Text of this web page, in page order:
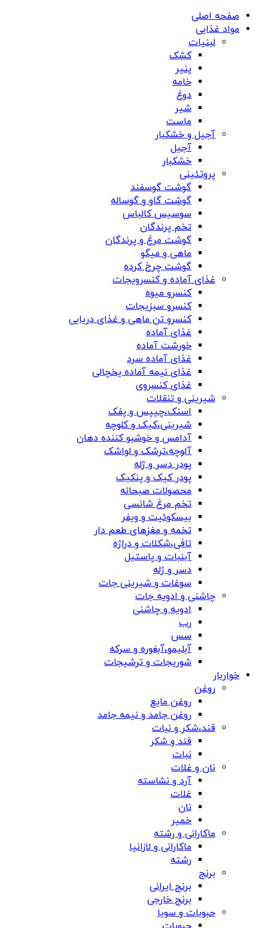
صفحه اصلی
مواد غذایی
لبنیات
کشک
پنیر
خامه
دوغ
شیر
ماست
آجیل و خشکبار
آجیل
خشکبار
پروتئینی
گوشت گوسفند
گوشت گاو و گوساله
سوسیس کالباس
تخم پرندگان
گوشت مرغ و پرندگان
ماهی و میگو
گوشت چرخ کرده
غذای آماده و کنسرویجات
کنسرو میوه
کنسرو سبزیجات
کنسرو تن ماهی و غذای دریایی
غذای آماده
خورشت آماده
غذای آماده سرد
غذای نیمه آماده یخچالی
غذای کنسروی
شیرینی و تنقلات
اسنک،چیپس و پفک
شیرینی،کیک و کلوچه
آدامس و خوشبو کننده دهان
آلوچه،ترشک و لواشک
پودر دسر و ژله
پودر کیک و پنکیک
محصولات صبحانه
تخم مرغ شانسی
بیسکوئیت و ویفر
تخمه و مغزهای طعم دار
تافی،شکلات و دراژه
آبنبات و پاستیل
دسر و ژله
سوغات و شیرینی جات
چاشنی و ادویه جات
ادویه و چاشنی
رب
سس
آبلیمو،آبغوره و سرکه
شوریجات و ترشیجات
خواربار
روغن
روغن مایع
روغن جامد و نیمه جامد
قند،شکر و نبات
قند و شکر
نبات
نان و غلات
آرد و نشاسته
غلات
نان
خمیر
ماکارانی و رشته
ماکارانی و لازانیا
رشته
برنج
برنج ایرانی
برنج خارجی
حبوبات و سویا